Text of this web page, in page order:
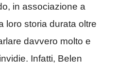
in associazione a
loro storia durata oltre
davvero molto e
Infatti, Belen